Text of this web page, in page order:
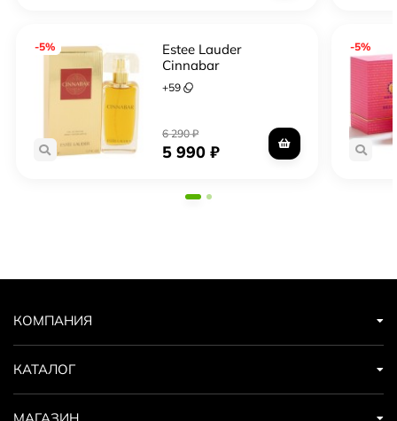
-5%
Estee Lauder
Cinnabar
+59
6 290₽
5 990 ₽
-5%
КОМПАНИЯ
КАТАЛОГ